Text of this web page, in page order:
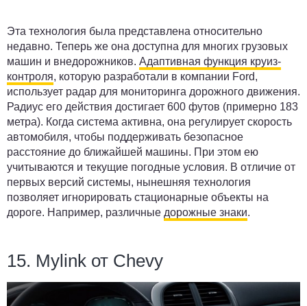
Эта технология была представлена относительно
недавно. Теперь же она доступна для многих грузовых
машин и внедорожников. Адаптивная функция круиз-
контроля, которую разработали в компании Ford,
использует радар для мониторинга дорожного движения.
Радиус его действия достигает 600 футов (примерно 183
метра). Когда система активна, она регулирует скорость
автомобиля, чтобы поддерживать безопасное
расстояние до ближайшей машины. При этом ею
учитываются и текущие погодные условия. В отличие от
первых версий системы, нынешняя технология
позволяет игнорировать стационарные объекты на
дороге. Например, различные дорожные знаки.
15. Mylink от Chevy